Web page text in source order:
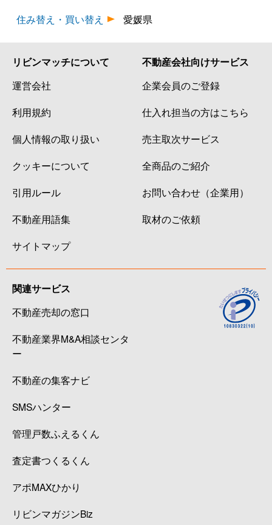
住み替え・買い替え
愛媛県
リビンマッチについて
運営会社
利用規約
個人情報の取り扱い
クッキーについて
引用ルール
不動産用語集
サイトマップ
不動産会社向けサービス
企業会員のご登録
仕入れ担当の方はこちら
売主取次サービス
全商品のご紹介
お問い合わせ（企業用）
取材のご依頼
関連サービス
不動産売却の窓口
不動産業界M&A相談センタ
ー
不動産の集客ナビ
SMSハンター
管理戸数ふえるくん
査定書つくるくん
アポMAXひかり
リビンマガジンBiz